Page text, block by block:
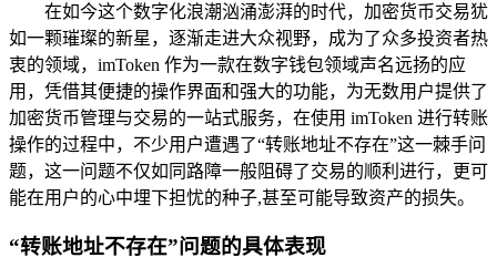
在如今这个数字化浪潮汹涌澎湃的时代，加密货币交易犹
如一颗璀璨的新星，逐渐走进大众视野，成为了众多投资者热
衷的领域，imToken 作为一款在数字钱包领域声名远扬的应
用，凭借其便捷的操作界面和强大的功能，为无数用户提供了
加密货币管理与交易的一站式服务，在使用 imToken 进行转账
操作的过程中，不少用户遭遇了“转账地址不存在”这一棘手问
题，这一问题不仅如同路障一般阻碍了交易的顺利进行，更可
能在用户的心中埋下担忧的种子,甚至可能导致资产的损失。
“转账地址不存在”问题的具体表现